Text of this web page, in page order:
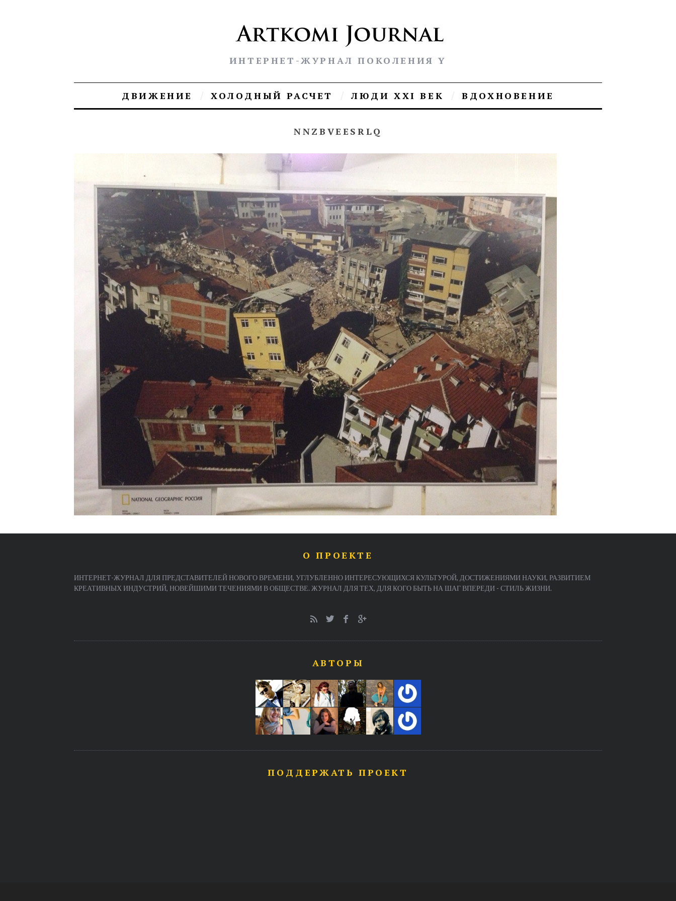
ИНТЕРНЕТ-ЖУРНАЛ ПОКОЛЕНИЯ Y
ДВИЖЕНИЕ ХОЛОДНЫЙ РАСЧЕТ ЛЮДИ XXI ВЕК ВДОХНОВЕНИЕ
NNZBVEESRLQ
О ПРОЕКТЕ
ИНТЕРНЕТ-ЖУРНАЛ ДЛЯ ПРЕДСТАВИТЕЛЕЙ НОВОГО ВРЕМЕНИ, УГЛУБЛЕННО ИНТЕРЕСУЮЩИХСЯ КУЛЬТУРОЙ, ДОСТИЖЕНИЯМИ НАУКИ, РАЗВИТИЕМ
КРЕАТИВНЫХ ИНДУСТРИЙ, НОВЕЙШИМИ ТЕЧЕНИЯМИ В ОБЩЕСТВЕ. ЖУРНАЛ ДЛЯ ТЕХ, ДЛЯ КОГО БЫТЬ НА ШАГ ВПЕРЕДИ - СТИЛЬ ЖИЗНИ.
АВТОРЫ
ПОДДЕРЖАТЬ ПРОЕКТ